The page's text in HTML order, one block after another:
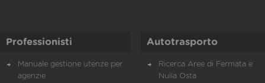
Professionisti
Manuale gestione utenze per
agenzie
Autotrasporto
Ricerca Aree di Fermata e
Nulla Osta